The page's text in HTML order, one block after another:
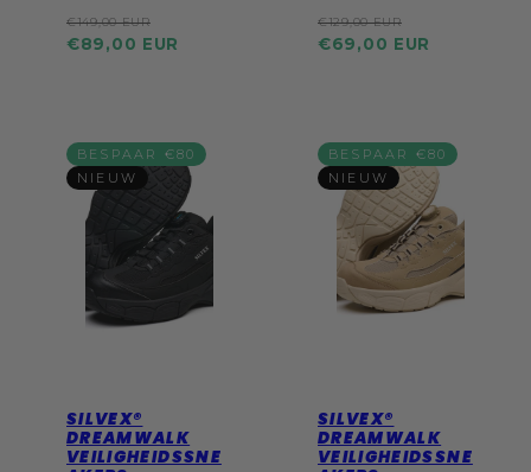
Reguliere
prijs
€149,00 EUR
prijs
€89,00 EUR
Reguliere
prijs
€129,00 EUR
prijs
€69,00 EUR
BESPAAR €80
NIEUW
SILVEX®
DREAMWALK
VEILIGHEIDSSNE
BESPAAR €80
NIEUW
SILVEX®
DREAMWALK
VEILIGHEIDSSNE